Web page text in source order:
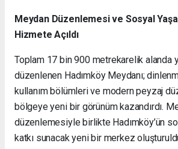
Meydan Düzenlemesi ve Sosyal
Hizmete Açıldı
Toplam 17 bin 900 metrekarelik alanda
düzenlenen Hadımköy Meydanı;
kullanım bölümleri ve modern peyzaj
bölgeye yeni bir görünüm kazandırdı.
düzenlemesiyle birlikte Hadımköy’ün
katkı sunacak yeni bir merkez